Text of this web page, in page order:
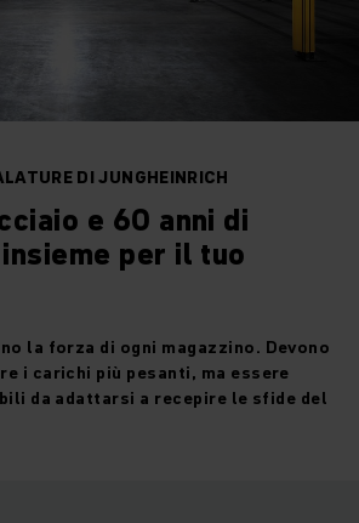
DI JUNGHEINRICH
e 60 anni di
per il tuo
la forza di ogni magazzino. Devono
i carichi più pesanti, ma essere
da adattarsi a recepire le sfide del